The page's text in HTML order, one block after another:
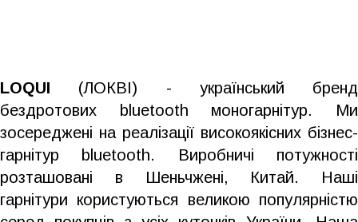
LOQUI (ЛОКВІ) - український бренд
бездротових bluetooth моногарнітур. Ми
зосереджені на реалізації високоякісних бізнес-
гарнітур bluetooth. Виробничі потужності
розташовані в Шеньчжені, Китай. Наші
гарнітури користуються великою популярністю